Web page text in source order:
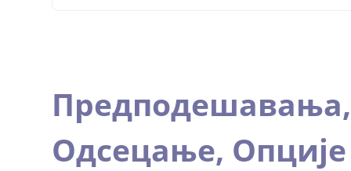
Одсецање,